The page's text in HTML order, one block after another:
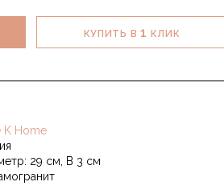
КУПИТЬ В1 КЛИК
K Home
29 см, В 3 см